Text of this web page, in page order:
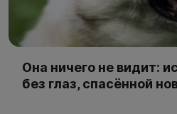
Она ничего не видит:
без глаз, спасённой